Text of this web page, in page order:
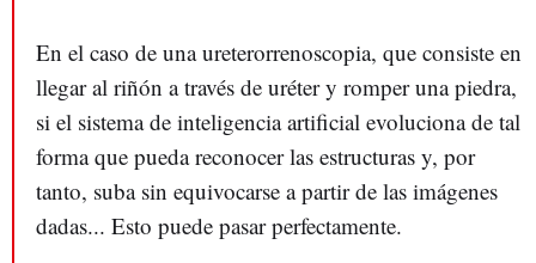
En el caso de una ureterorrenoscopia, que consiste en
llegar al riñón a través de uréter y romper una piedra,
si el sistema de inteligencia artificial evoluciona de tal
forma que pueda reconocer las estructuras y, por
tanto, suba sin equivocarse a partir de las imágenes
dadas... Esto puede pasar perfectamente.